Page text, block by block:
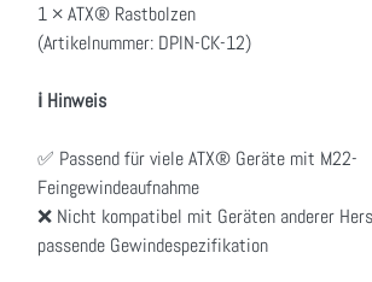
1 × ATX® Rastbolzen
(Artikelnummer: DPIN-CK-12)
ℹ️ Hinweis
✅ Passend für viele ATX® Geräte mit M22-
Feingewindeaufnahme
❌ Nicht kompatibel mit Geräten anderer
passende Gewindespezifikation